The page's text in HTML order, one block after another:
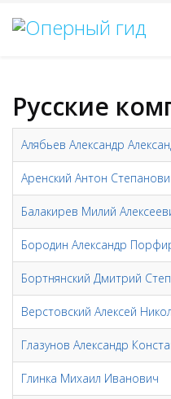
Русские
Алябьев Александр
Аренский Антон
Балакирев Милий
Бородин Александр
Бортнянский Дмитрий
Верстовский Алексей
Глазунов Александр
Глинка Михаил Иванович